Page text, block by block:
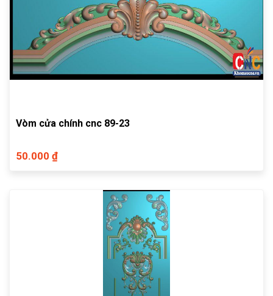
Vòm cửa chính cnc 89-23
50.000 ₫